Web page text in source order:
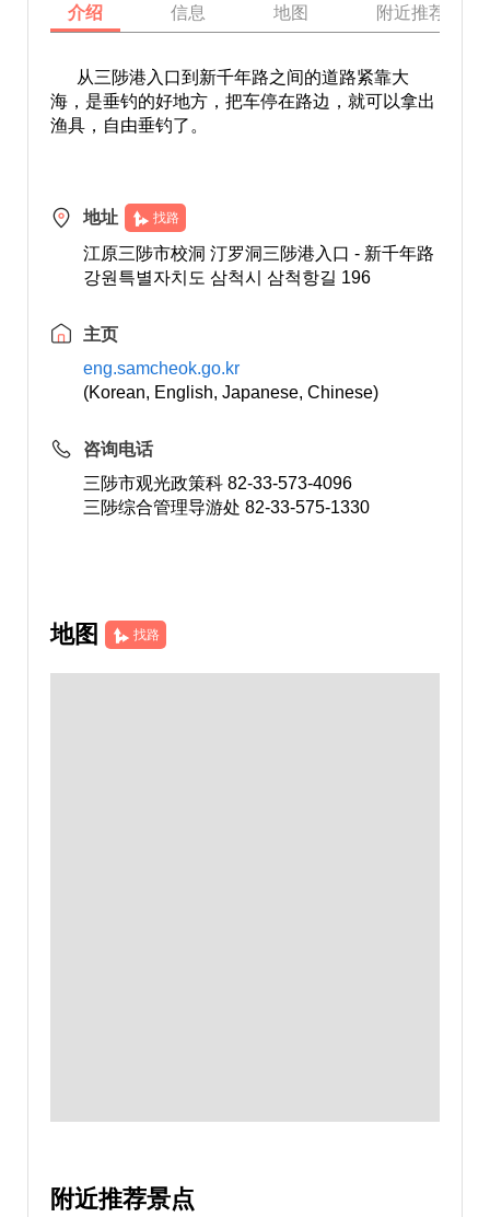
介绍 信息 地图 附近推荐景点
从三陟港入口到新千年路之间的道路紧靠大
海，是垂钓的好地方，把车停在路边，就可以拿出
渔具，自由垂钓了。
地址 找路
江原三陟市校洞 汀罗洞三陟港入口 - 新千年路
강원특별자치도 삼척시 삼척항길 196
主页
eng.samcheok.go.kr
(Korean, English, Japanese, Chinese)
咨询电话
三陟市观光政策科 82-33-573-4096
三陟综合管理导游处 82-33-575-1330
地图 找路
附近推荐景点